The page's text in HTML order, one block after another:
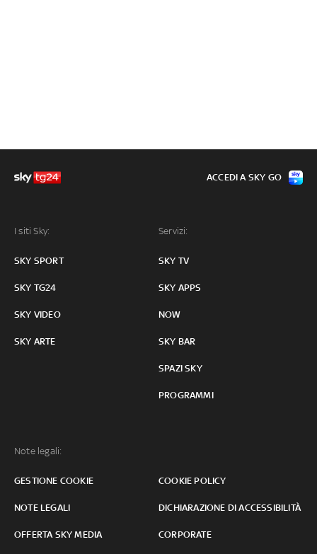
I siti Sky:
SKY SPORT
SKY TG24
SKY VIDEO
SKY ARTE
Servizi:
SKY TV
SKY APPS
NOW
SKY BAR
SPAZI SKY
PROGRAMMI
Note legali:
GESTIONE COOKIE COOKIE POLICY
NOTE LEGALI DICHIARAZIONE DI ACCESSIBILITÀ
OFFERTA SKY MEDIA CORPORATE
ACCEDI A SKY GO